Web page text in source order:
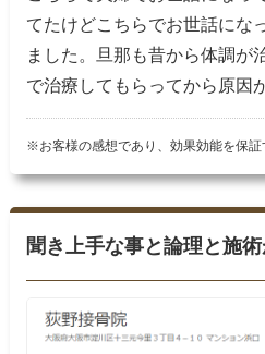
てたけどこちらでお世話にな
ました。旦那も昔から体調が
で治療してもらってから原因
※お客様の感想であり、効果効能を保証
聞き上手な事と論理と施